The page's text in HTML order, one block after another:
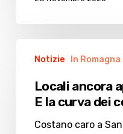
ancora
Marino.
Notizie In Romagna
Locali ancora
E la curva dei
Costano caro a